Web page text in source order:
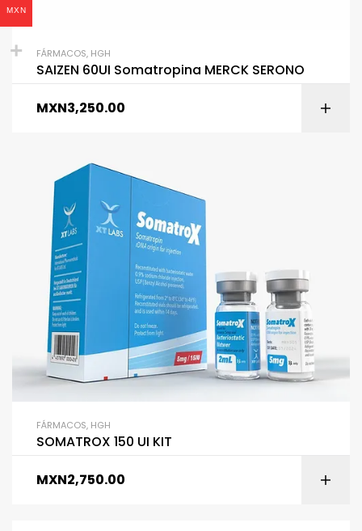
FÁRMACOS, HGH
SAIZEN 60UI Somatropina MERCK SERONO
MXN3,250.00
FÁRMACOS, HGH
SOMATROX 150 UI KIT
MXN2,750.00
MXN